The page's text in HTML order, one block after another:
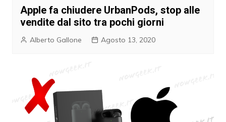
Apple fa chiudere UrbanPods, stop alle
vendite dal sito tra pochi giorni
Alberto Gallone Agosto 13, 2020